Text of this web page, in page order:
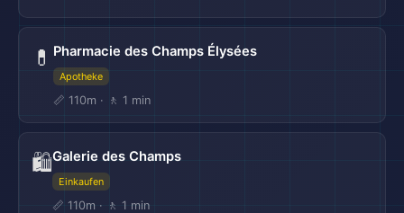
💊 Pharmacie des Champs Élysées
Apotheke
📏 110m · 🚶 1 min
🛍️Galerie des Champs
Einkaufen
📏 110m · 🚶 1 min